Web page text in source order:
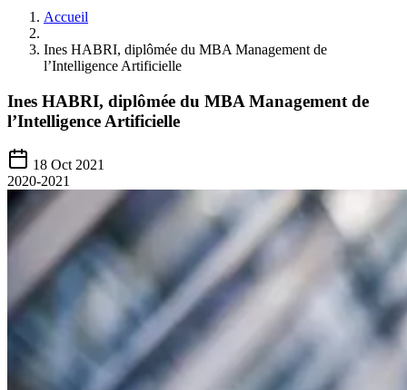
Accueil
Ines HABRI, diplômée du MBA Management de
l’Intelligence Artificielle
Ines HABRI, diplômée du MBA Management de
l’Intelligence Artificielle
18 Oct 2021
2020-2021